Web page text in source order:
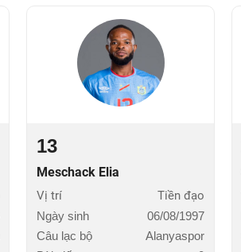
13
Meschack Elia
Vị trí Tiền đạo
Ngày sinh
06/08/1997
Câu lạc bộ
Alanyaspor